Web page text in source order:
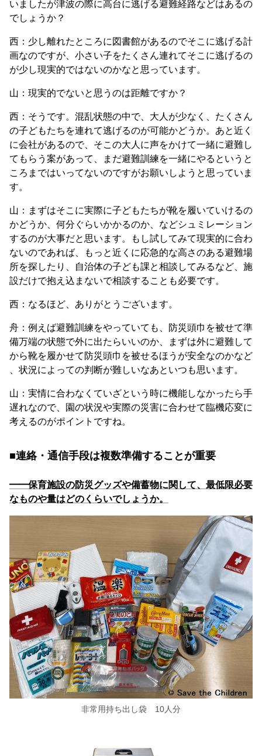
いましたが津波の際に高台に逃げる避難経路などはあるの
でしょうか？
西：少し離れたところに図書館があるのでそこに逃げる計
画なのですが、小さい子をたくさん連れてそこに逃げるの
が少し現実的ではないのかなと思っています。
山：現実的でないと思うのは距離ですか？
西：そうです。混乱状態の中で、大人が少なく、たくさん
の子どもたちを連れて逃げるのが可能かどうか。あと近く
に会社があるので、そこの大人に声をかけて一緒に避難し
てもらう案があって、まだ避難訓練を一緒にやるというと
ころまではいってないのですがお願いしようと思っていま
す。
山：まずはそこに実際に子どもたちが靴を履いていけるの
かどうか、何分ぐらいかかるのか、などシュミレーション
するのが大事だと思います。もし試してみて現実的に合わ
ないのであれば、もっと近くに応急的な高さのある避難場
所を探したり、自治体の子ども課と相談してみるなど、施
設だけで抱え込まないで相談することも必要です。
西：なるほど、ありがとうございます。
舟：例えば避難訓練をやっていても、防災頭巾を被せて準
備万端の状態で外に出たらいいのか、まずは外に避難して
から靴を履かせて防災頭巾を被せるほうが安全なのかなど
、状況によっての判断が難しいなあといつも思います。
山：実情に合わなくていざという時に機能しなかったら手
遅れなので、園の状況や実際の災害に合わせて臨機応変に
考えるのがポイントですね。
■連絡・通信手段は複数準備することが重要
━━保育施設の防災グッズや備蓄物に関して、最低限必要
なものや量はどのくらいでしょうか。
非常用持ち出し袋 10人分